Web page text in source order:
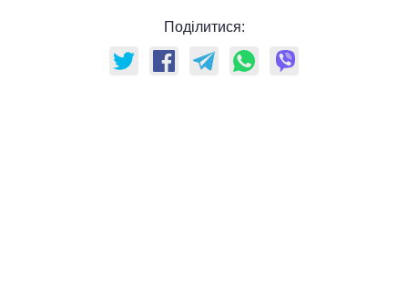
Поділитися: